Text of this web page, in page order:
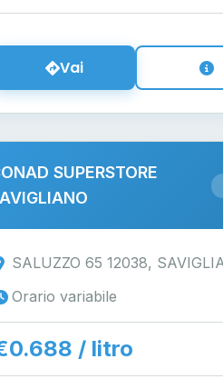
Vai
SUPERSTORE
SALUZZO 65 12038,
Orario variabile
/ litro